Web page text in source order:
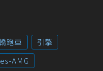
跑車
引擎
AMG